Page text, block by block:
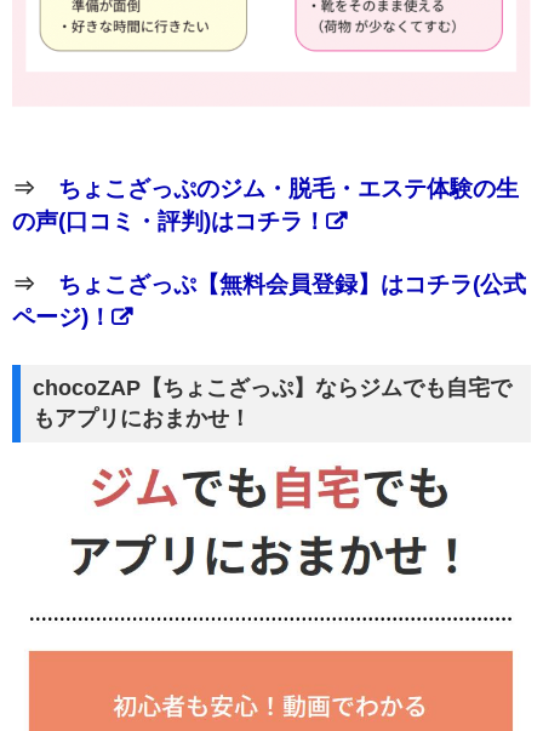
⇒ ちょこざっぷのジム・脱毛・エステ体験の生
の声(口コミ・評判)はコチラ！
⇒ ちょこざっぷ【無料会員登録】はコチラ(公式
ページ)！
chocoZAP【ちょこざっぷ】ならジムでも自宅で
もアプリにおまかせ！